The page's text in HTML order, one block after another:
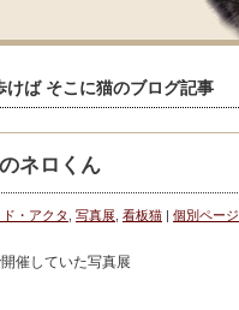
けば そこに猫のブログ記事
ネロくん
・アクタ 写真展 看板猫 | 個別ページ
催していた写真展